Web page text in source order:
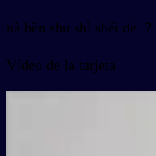
nà běn shū shì shéi de ？
Vídeo de la tarjeta